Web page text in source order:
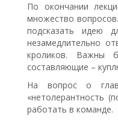
По окончании
множество
подсказать идею
незамедлительно
кроликов. Важны
составляющие –
На вопрос о
«нетолерантность
работать в команде.